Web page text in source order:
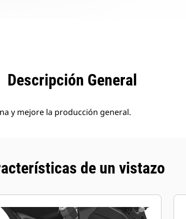
Descripción General
y mejore la producción general.
de un vistazo